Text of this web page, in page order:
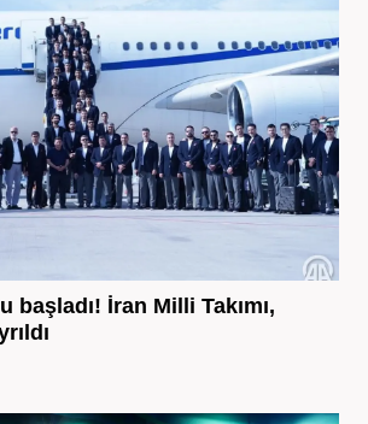
başladı! İran Milli Takımı,